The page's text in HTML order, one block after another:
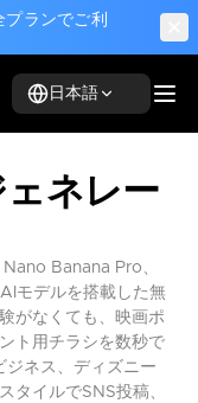
プランでご利
日本語
ネレー
Banana Pro、
モデルを搭載した無
がなくても、映画ポ
ト用チラシを数秒で
ジネス、ディズニー
タイルでSNS投稿、